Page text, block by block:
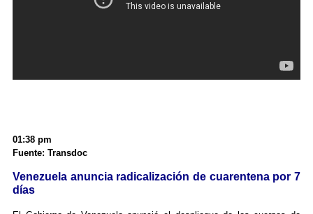
01:38 pm
Fuente: Transdoc
Venezuela anuncia radicalización de cuarentena por 7
días